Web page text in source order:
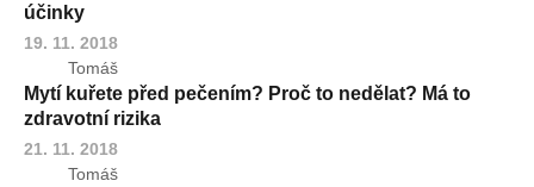
účinky
19. 11. 2018
Tomáš
Mytí kuřete před pečením? Proč to nedělat? Má to
zdravotní rizika
21. 11. 2018
Tomáš